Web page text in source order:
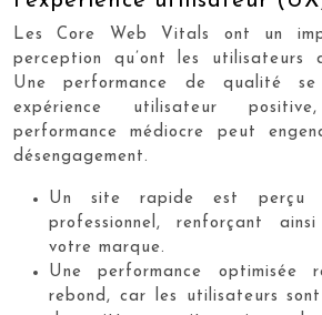
Les Core Web Vitals ont un
perception qu’ont les utilisateurs
Une performance de qualité
expérience utilisateur
performance médiocre peut
désengagement.
Un site rapide est perçu
professionnel, renforçant
votre marque.
Une performance
rebond, car les utilisateurs sont